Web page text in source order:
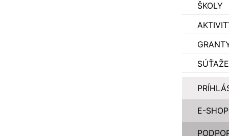
ŠKOLY
SÚŤAŽE
E-SHOP